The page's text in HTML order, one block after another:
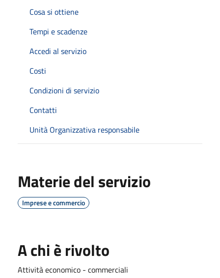
Cosa si ottiene
Tempi e scadenze
Accedi al servizio
Costi
Condizioni di servizio
Contatti
Unità Organizzativa responsabile
Materie del servizio
Imprese e commercio
A chi è rivolto
Attività economico - commerciali